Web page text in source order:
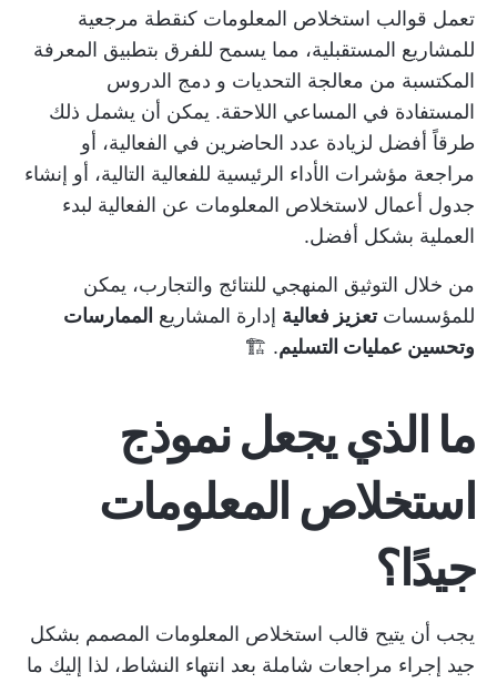
تعمل قوالب استخلاص المعلومات كنقطة مرجعية
للمشاريع المستقبلية، مما يسمح للفرق بتطبيق المعرفة
المكتسبة من معالجة التحديات و دمج الدروس
المستفادة في المساعي اللاحقة. يمكن أن يشمل ذلك
طرقاً أفضل لزيادة عدد الحاضرين في الفعالية، أو
مراجعة مؤشرات الأداء الرئيسية للفعالية التالية، أو إنشاء
جدول أعمال لاستخلاص المعلومات عن الفعالية لبدء
العملية بشكل أفضل.
من خلال التوثيق المنهجي للنتائج والتجارب، يمكن
للمؤسساتتعزيز فعالية إدارة المشاريع الممارسات
وتحسين عمليات التسليم. 🏗️
ما الذي يجعل نموذج
استخلاص المعلومات
جيدًا؟
يجب أن يتيح قالب استخلاص المعلومات المصمم بشكل
جيد إجراء مراجعات شاملة بعد انتهاء النشاط، لذا إليك ما